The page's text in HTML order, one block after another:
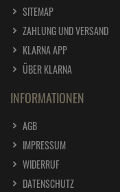
SITEMAP
ZAHLUNG UND VERSAND
KLARNA APP
ÜBER KLARNA
INFORMATIONEN
AGB
IMPRESSUM
WIDERRUF
DATENSCHUTZ